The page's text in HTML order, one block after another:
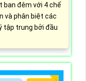
ban đêm với 4 chế
và phân biệt các
tập trung bởi đầu